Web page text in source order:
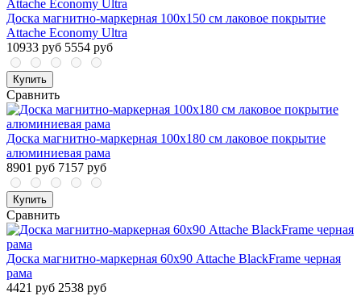
Доска магнитно-маркерная 100х150 см лаковое покрытие
Attache Economy Ultra
10933 руб 5554 руб
Купить
Сравнить
Доска магнитно-маркерная 100x180 см лаковое покрытие
алюминиевая рама
8901 руб 7157 руб
Купить
Сравнить
Доска магнитно-маркерная 60х90 Attache BlackFrame черная
рама
4421 руб 2538 руб